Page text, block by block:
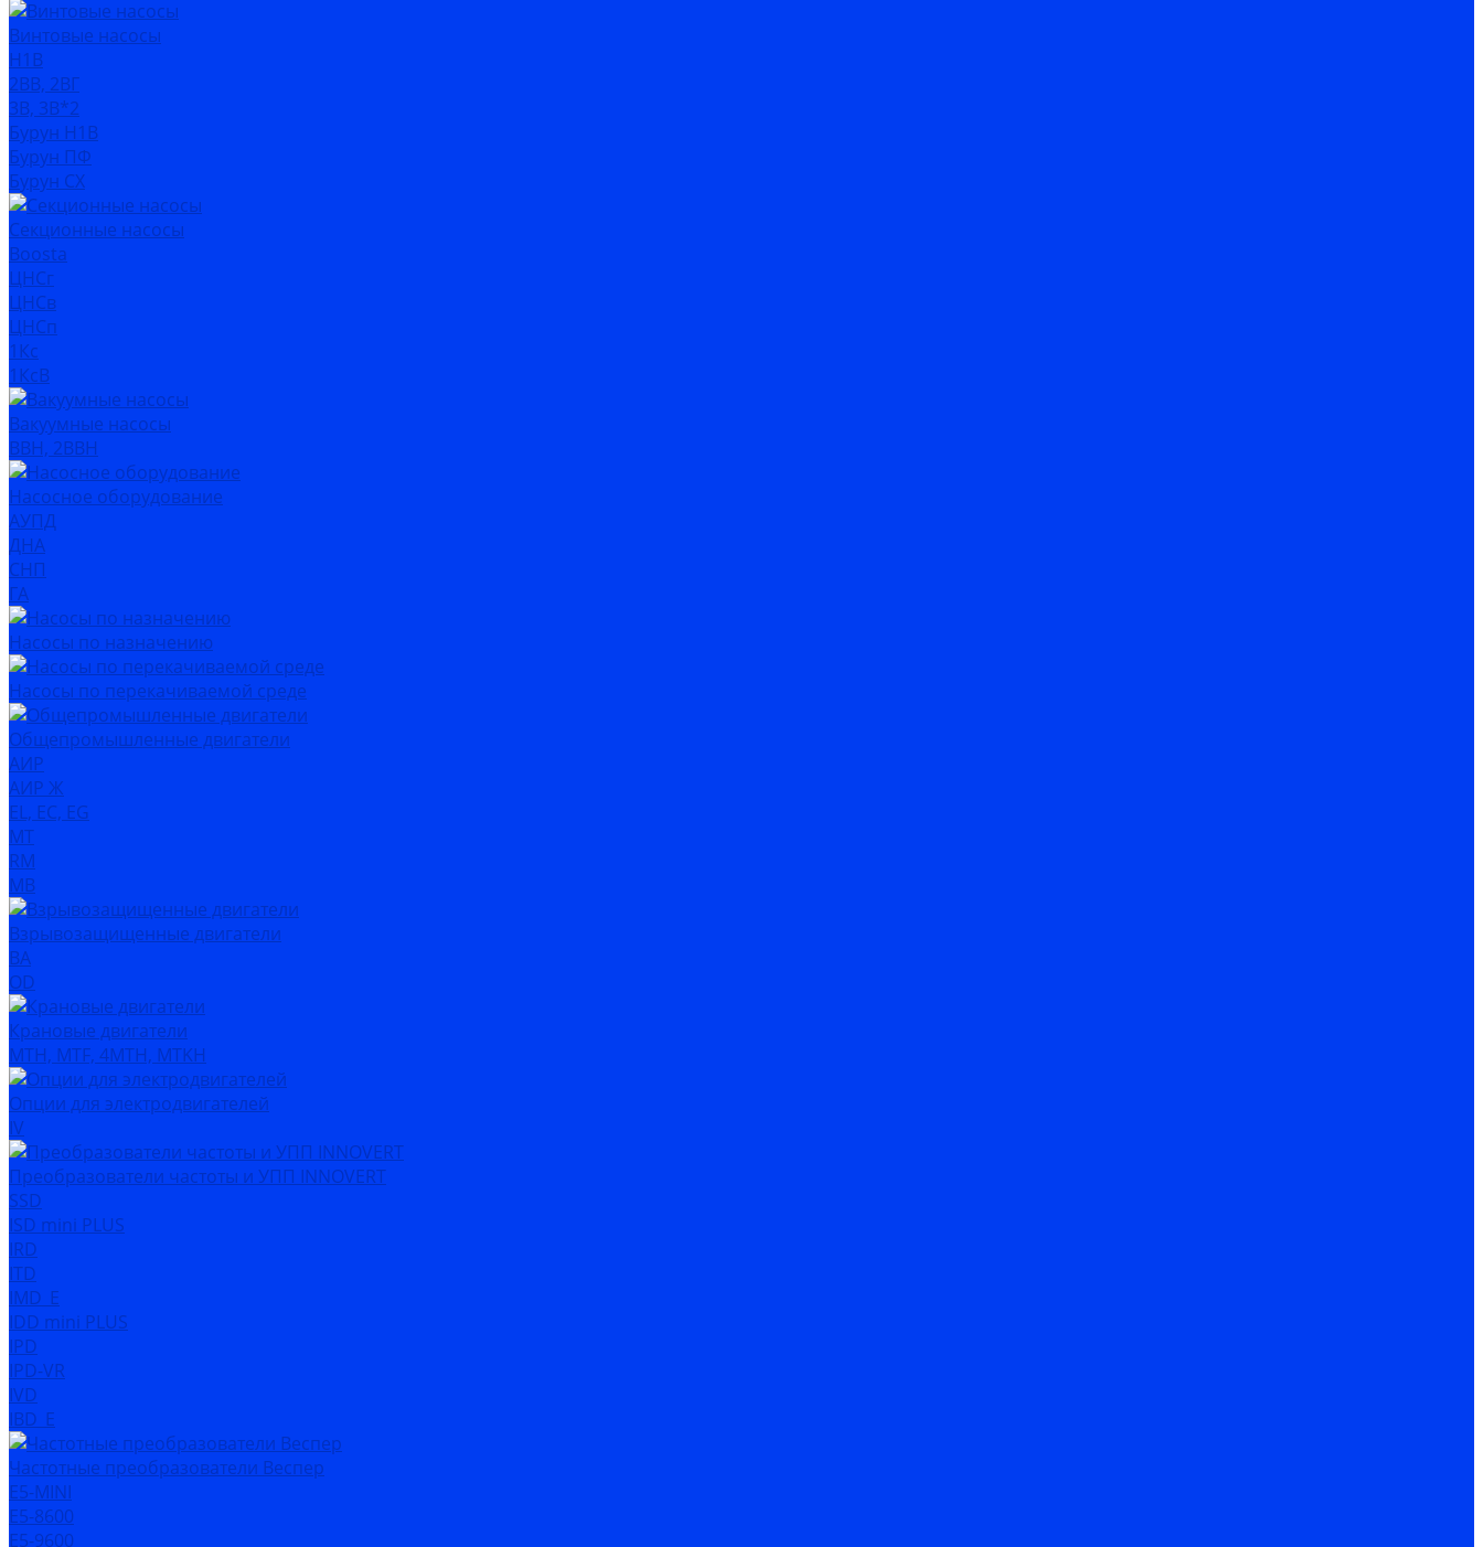
Винтовые насосы
Н1В
2ВВ, 2ВГ
3В, 3В*2
Бурун Н1В
Бурун ПФ
Бурун СХ
Секционные насосы
Boosta
ЦНСг
ЦНСв
ЦНСп
1Кс
1КсВ
Вакуумные насосы
ВВН, 2ВВН
Насосное оборудование
АУПД
ДНА
СНП
ГА
Насосы по назначению
Насосы по перекачиваемой среде
Общепромышленные двигатели
АИР
АИР Ж
EL, EC, EG
MT
RM
MB
Взрывозащищенные двигатели
ВА
OD
Крановые двигатели
MTH, MTF, 4MTH, MTKH
Опции для электродвигателей
IV
Преобразователи частоты и УПП INNOVERT
SSD
ISD mini PLUS
IRD
ITD
IMD_E
IDD mini PLUS
IPD
IРD-VR
IVD
IBD_E
Частотные преобразователи Веспер
Е5-MINI
Е5-8600
Е5-9600